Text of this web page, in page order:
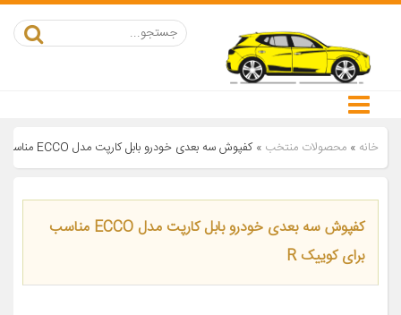
خانه » محصولات منتخب »کفپوش سه بعدی خودرو بابل کارپت مدل ECCO مناسب برای کوییک R
کفپوش سه بعدی خودرو بابل کارپت مدل ECCO مناسب
برای کوییک R